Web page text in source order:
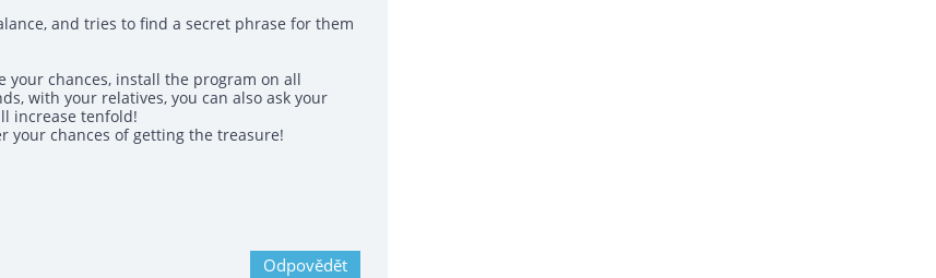
and tries to find a secret phrase for them
your chances, install the program on all
with your relatives, you can also ask your
increase tenfold!
your chances of getting the treasure!
Odpovědět